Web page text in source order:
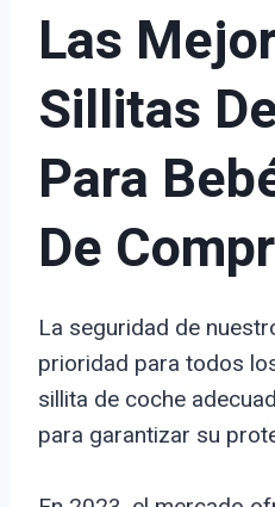
Las
Sillitas
Para
De
La seguridad de
prioridad para todos
sillita de coche
para garantizar su